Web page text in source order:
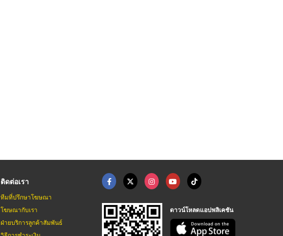
ติดต่อเรา
ทีมที่ปรึกษาโฆษณา
โฆษณากับเรา
ฝ่ายบริการลูกค้าสัมพันธ์
ดาวน์โหลดแอปพลิเคชัน